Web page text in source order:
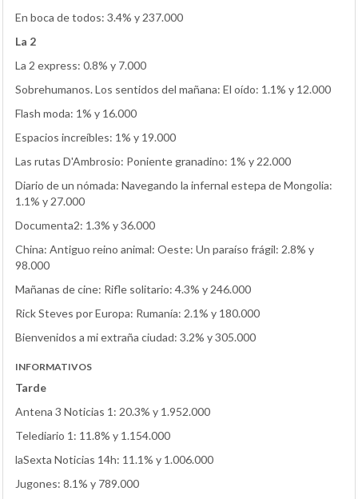
En boca de todos: 3.4% y 237.000
La 2
La 2 express: 0.8% y 7.000
Sobrehumanos. Los sentidos del mañana: El oído: 1.1% y 12.000
Flash moda: 1% y 16.000
Espacios increíbles: 1% y 19.000
Las rutas D'Ambrosio: Poniente granadino: 1% y 22.000
Diario de un nómada: Navegando la infernal estepa de Mongolia:
1.1% y 27.000
Documenta2: 1.3% y 36.000
China: Antiguo reino animal: Oeste: Un paraíso frágil: 2.8% y
98.000
Mañanas de cine: Rifle solitario: 4.3% y 246.000
Rick Steves por Europa: Rumanía: 2.1% y 180.000
Bienvenidos a mi extraña ciudad: 3.2% y 305.000
INFORMATIVOS
Tarde
Antena 3 Noticias 1: 20.3% y 1.952.000
Telediario 1: 11.8% y 1.154.000
laSexta Noticias 14h: 11.1% y 1.006.000
Jugones: 8.1% y 789.000